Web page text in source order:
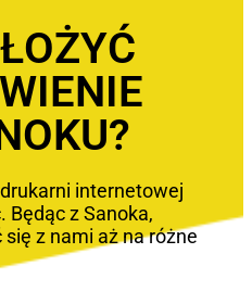
internetowej
z Sanoka,
z nami aż na różne